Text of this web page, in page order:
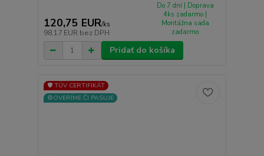
120,75 EUR/ks
98,17 EUR bez DPH
Do 7 dní | Doprava
4ks zadarmo |
Montážna sada
zadarmo
Pridať do košíka
🛡️ TÜV CERTIFIKÁT
⚙️OVERÍME ČI PASUJE